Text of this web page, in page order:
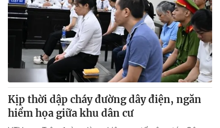
Tin tức
Thế giới đó đây
Câu chuyện quốc tế
Kinh tế
Tài chính
Thị trường
Góc doanh nghiệp
Dữ liệu và đời sống
Truyền hình
Phim VTV
Hậu trường
Giải trí
Kịp thời dập cháy đường dây điện, ngăn
hiểm họa giữa khu dân cư